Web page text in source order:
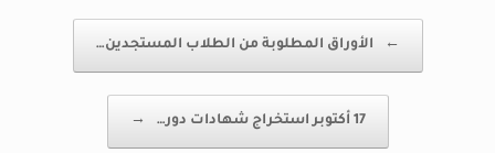
← الأوراق المطلوبة من الطلاب المستجدين…
17 أكتوبر استخراج شهادات دور… →